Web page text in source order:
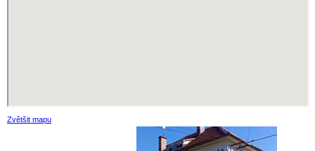
Zvětšit mapu